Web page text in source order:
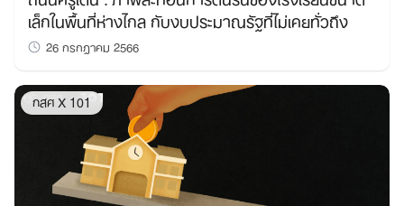
เล็กในพื้นที่ห่างไกล กับงบประมาณรัฐที่ไม่เคยทั่วถึง
26 กรกฎาคม 2566
กสศ X 101